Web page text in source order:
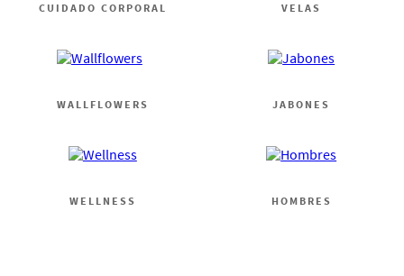
CUIDADO CORPORAL VELAS
WALLFLOWERS JABONES
WELLNESS HOMBRES